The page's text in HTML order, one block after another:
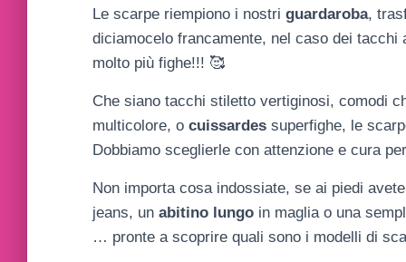
Le scarpe riempiono i nostri guardaroba,
diciamocelo francamente, nel caso dei
molto più fighe!!! 🥰
Che siano tacchi stiletto vertiginosi, comodi
multicolore, o cuissardes superfighe, le
Dobbiamo sceglierle con attenzione e cura
Non importa cosa indossiate, se ai piedi
jeans, un abitino lungo in maglia o una
… pronte a scoprire quali sono i modelli di